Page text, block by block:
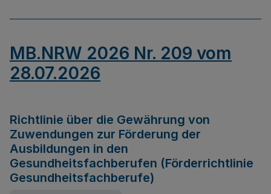
MB.NRW 2026 Nr. 209 vom
28.07.2026
Richtlinie über die Gewährung von
Zuwendungen zur Förderung der
Ausbildungen in den
Gesundheitsfachberufen (Förderrichtlinie
Gesundheitsfachberufe)